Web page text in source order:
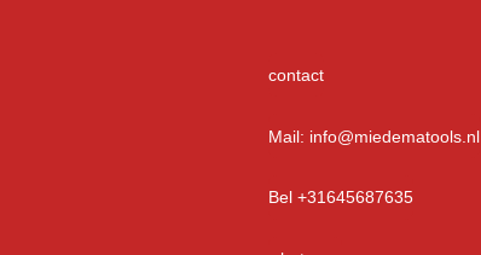
contact
Mail: info@miedematools.nl
Bel +31645687635